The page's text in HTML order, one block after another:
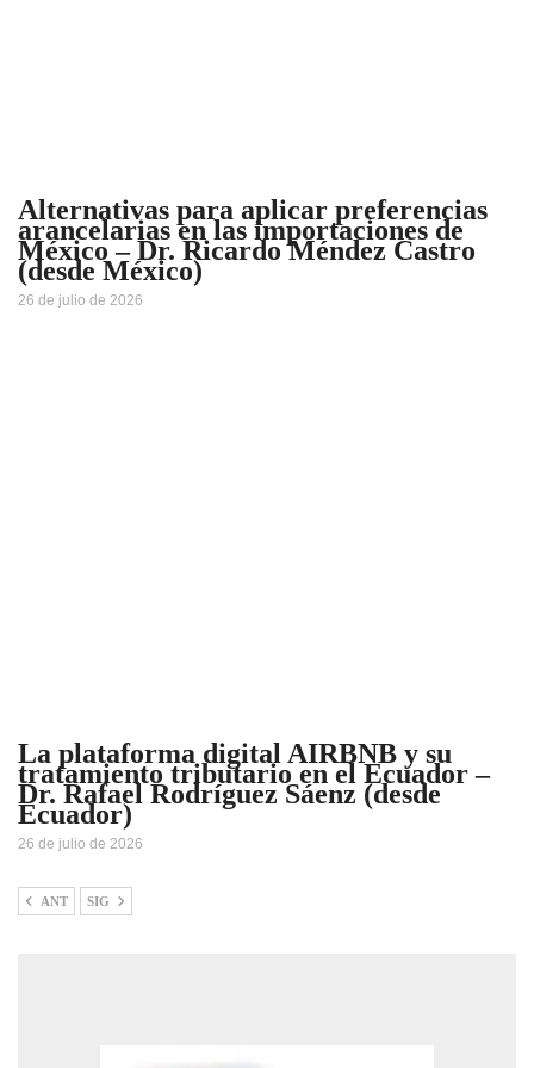
Alternativas para aplicar preferencias
arancelarias en las importaciones de
México – Dr. Ricardo Méndez Castro
(desde México)
26 de julio de 2026
La plataforma digital AIRBNB y su
tratamiento tributario en el Ecuador –
Dr. Rafael Rodríguez Sáenz (desde
Ecuador)
26 de julio de 2026
ANT SIG